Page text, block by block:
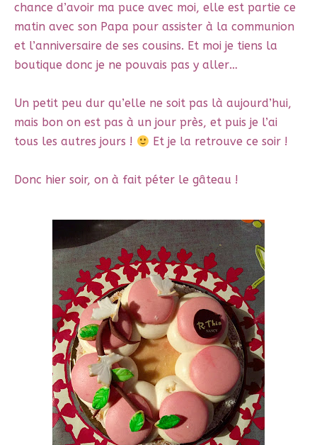
chance d’avoir ma puce avec moi, elle est partie ce
matin avec son Papa pour assister à la communion
et l’anniversaire de ses cousins. Et moi je tiens la
boutique donc je ne pouvais pas y aller…
Un petit peu dur qu’elle ne soit pas là aujourd’hui,
mais bon on est pas à un jour près, et puis je l’ai
tous les autres jours !
Et je la retrouve ce soir !
Donc hier soir, on à fait péter le gâteau !